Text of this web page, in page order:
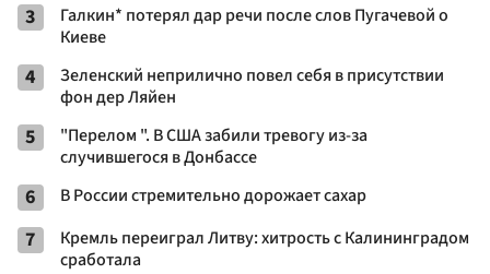
3
Галкин* потерял дар речи после слов Пугачевой о
Киеве
4
Зеленский неприлично повел cебя в присутствии
фон дер Ляйен
5
"Перелом ". В США забили тревогу из-за
случившегося в Донбассе
6 В России стремительно дорожает сахар
7
Кремль переиграл Литву: хитрость с Калининградом
сработала